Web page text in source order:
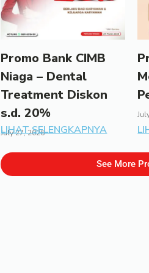
Promo Bank CIMB
Niaga – Dental
Treatment Diskon
s.d. 20%
July 27, 2026
LIHAT SELENGKAPNYA
See More